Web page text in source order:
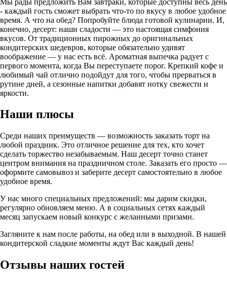
- каждый гость сможет выбрать что-то по вкусу в любое удобное
время. А что на обед? Попробуйте блюда готовой кулинарии. И,
конечно, десерт: наши сладости — это настоящая симфония
вкусов. От традиционных пирожных до оригинальных
кондитерских шедевров, которые обязательно удивят
воображение — у нас есть всё. Ароматная выпечка радует с
первого момента, когда Вы переступаете порог. Крепкий кофе и
любимый чай отлично подойдут для того, чтобы прерваться в
рутине дней, а сезонные напитки добавят нотку свежести и
яркости.
Наши плюсы
Среди наших преимуществ — возможность заказать торт на
любой праздник. Это отличное решение для тех, кто хочет
сделать торжество незабываемым. Наш десерт точно станет
центром внимания на праздничном столе. Заказать его просто —
оформите самовывоз и заберите десерт самостоятельно в любое
удобное время.
У нас много специальных предложений: мы дарим скидки,
регулярно обновляем меню. А в социальных сетях каждый
месяц запускаем новый конкурс с желанными призами.
Загляните к нам после работы, на обед или в выходной. В нашей
кондитерской сладкие моменты ждут Вас каждый день!
Отзывы наших гостей